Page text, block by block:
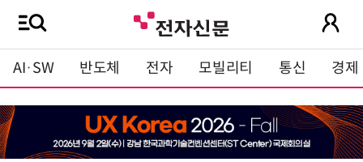
AI·SW 반도체 전자 모빌리티 통신 경제